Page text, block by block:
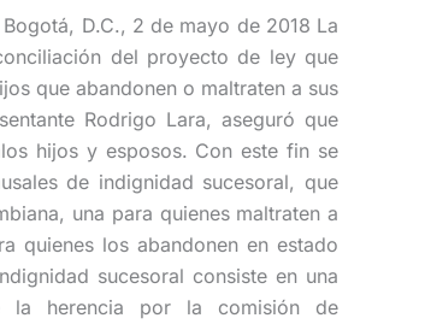
D.C., 2 de mayo de 2018 La
del proyecto de ley que
que abandonen o maltraten a sus
Rodrigo Lara, aseguró que
hijos y esposos. Con este fin se
de indignidad sucesoral, que
una para quienes maltraten a
quienes los abandonen en estado
sucesoral consiste en una
herencia por la comisión de